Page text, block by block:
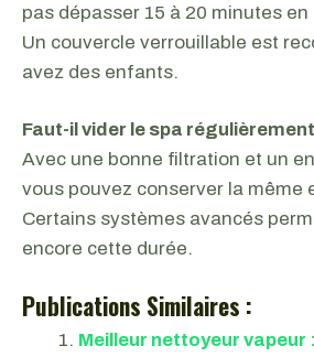
pas dépasser 15 à 20 minutes en
Un couvercle verrouillable est
avez des enfants.
Faut-il vider le spa
Avec une bonne filtration et un
vous pouvez conserver la même
Certains systèmes avancés
encore cette durée.
Publications Similaires :
Meilleur nettoyeur vapeur